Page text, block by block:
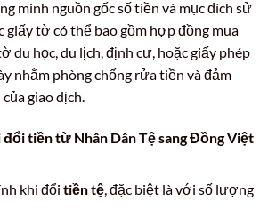
minh nguồn gốc số tiền và mục đích sử
giấy tờ có thể bao gồm hợp đồng mua
du học, du lịch, định cư, hoặc giấy phép
nhằm phòng chống rửa tiền và đảm
giao dịch.
đổi tiền từ Nhân Dân Tệ sang Đồng Việt
khi đổi tiền tệ, đặc biệt là với số lượng